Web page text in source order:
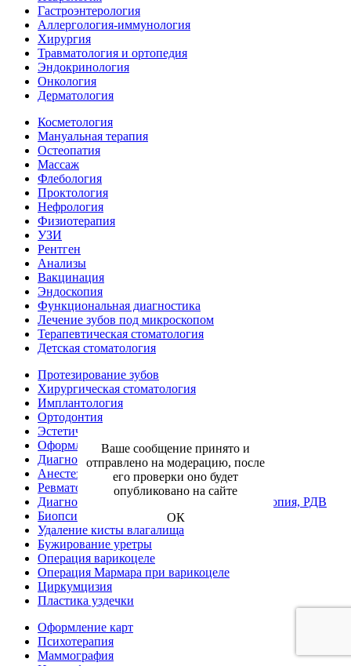
Гастроэнтерология
Аллергология-иммунология
Хирургия
Травматология и ортопедия
Эндокринология
Онкология
Дерматология
Косметология
Мануальная терапия
Остеопатия
Массаж
Флебология
Проктология
Нефрология
Физиотерапия
УЗИ
Рентген
Анализы
Вакцинация
Эндоскопия
Функциональная диагностика
Лечение зубов под микроскопом
Терапевтическая стоматология
Детская стоматология
Протезирование зубов
Хирургическая стоматология
Имплантология
Ортодонтия
Эстетическая стоматология
Оформление больничного листа
Диагностика
Анестезиология-реаниматология
Ревматология
Диагностическая, хирургическая гистероскопия, РДВ
Биопсия шейки матки
Удаление кисты влагалища
Бужирование уретры
Операция варикоцеле
Операция Мармара при варикоцеле
Циркумцизия
Пластика уздечки
Оформление карт
Психотерапия
Маммография
Ваше сообщение принято и
отправлено на модерацию, после
его проверки оно будет
опубликовано на сайте
ОК